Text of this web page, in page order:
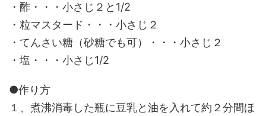
・酢・・・小さじ２と1/2
・粒マスタード・・・小さじ２
・てんさい糖（砂糖でも可）・・・小さじ２
・塩・・・小さじ1/2
●作り方
１、煮沸消毒した瓶に豆乳と油を入れて約２分間ほ